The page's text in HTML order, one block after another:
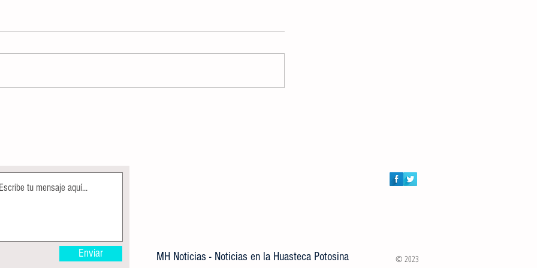
Enviar MH Noticias - Noticias en la Huasteca Potosina © 2023